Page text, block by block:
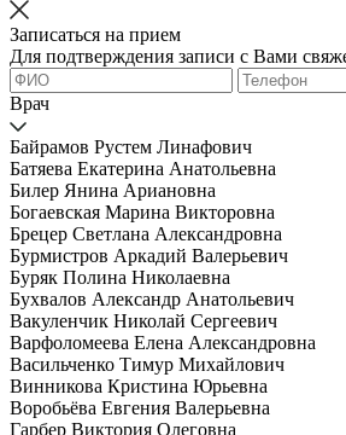
Записаться на прием
Для подтверждения записи с Вами
Врач
Байрамов Рустем Линафович
Батяева Екатерина Анатольевна
Билер Янина Ариановна
Богаевская Марина Викторовна
Брецер Светлана Александровна
Бурмистров Аркадий Валерьевич
Буряк Полина Николаевна
Бухвалов Александр Анатольевич
Вакуленчик Николай Сергеевич
Варфоломеева Елена Александровна
Васильченко Тимур Михайлович
Винникова Кристина Юрьевна
Воробьёва Евгения Валерьевна
Гарбер Виктория Олеговна